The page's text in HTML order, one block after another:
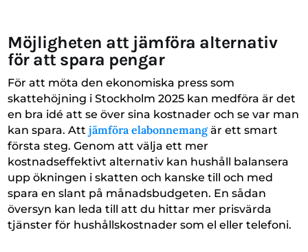
Möjligheten att jämföra alternativ
för att spara pengar
För att möta den ekonomiska press som
skattehöjning i Stockholm 2025 kan medföra är det
en bra idé att se över sina kostnader och se var man
kan spara. Attjämföra elabonnemangär ett smart
första steg. Genom att välja ett mer
kostnadseffektivt alternativ kan hushåll balansera
upp ökningen i skatten och kanske till och med
spara en slant på månadsbudgeten. En sådan
översyn kan leda till att du hittar mer prisvärda
tjänster för hushållskostnader som el eller telefoni.